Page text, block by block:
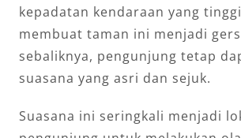
kepadatan kendaraan yang
membuat taman ini menjadi
sebaliknya, pengunjung tetap
suasana yang asri dan sejuk.
Suasana ini seringkali menjadi